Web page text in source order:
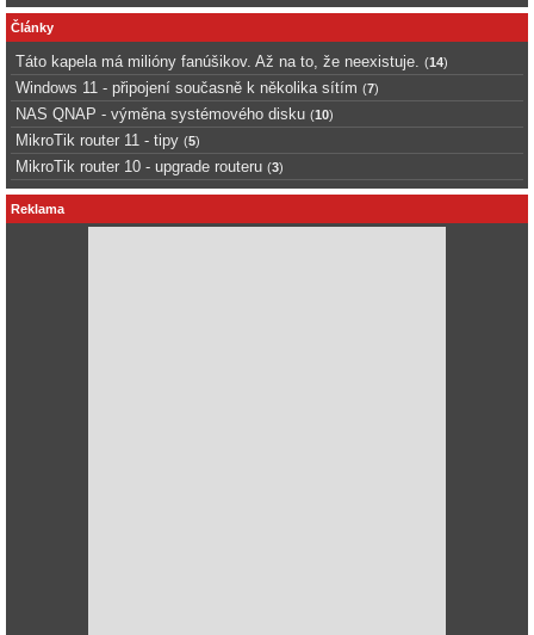
Články
Táto kapela má milióny fanúšikov. Až na to, že neexistuje. (14)
Windows 11 - připojení současně k několika sítím (7)
NAS QNAP - výměna systémového disku (10)
MikroTik router 11 - tipy (5)
MikroTik router 10 - upgrade routeru (3)
Reklama